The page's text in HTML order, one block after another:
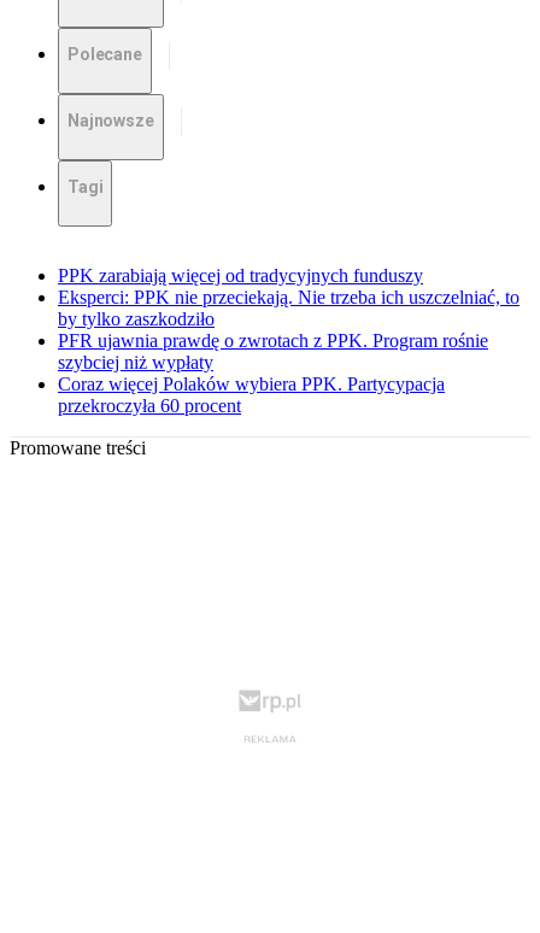
Polecane
Najnowsze
Tagi
PPK zarabiają więcej od tradycyjnych funduszy
Eksperci: PPK nie przeciekają. Nie trzeba ich uszczelniać, to
by tylko zaszkodziło
PFR ujawnia prawdę o zwrotach z PPK. Program rośnie
szybciej niż wypłaty
Coraz więcej Polaków wybiera PPK. Partycypacja
przekroczyła 60 procent
Promowane treści